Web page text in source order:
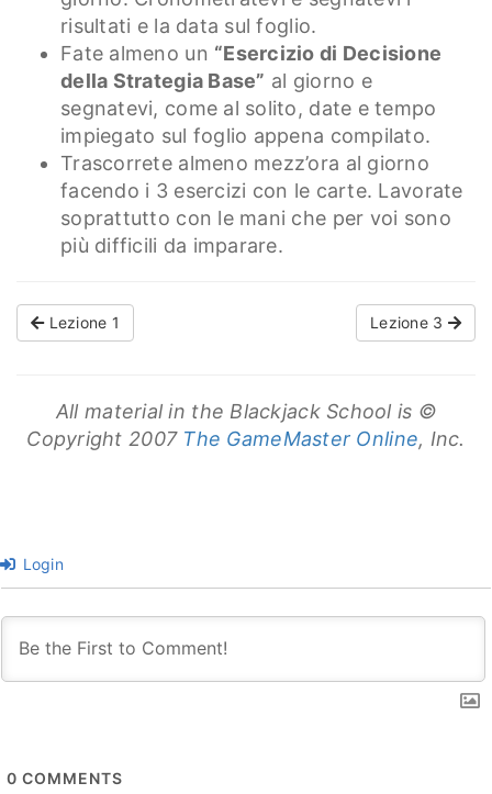
risultati e la data sul foglio.
Fate almeno un “Esercizio di Decisione
della Strategia Base” al giorno e
segnatevi, come al solito, date e tempo
impiegato sul foglio appena compilato.
Trascorrete almeno mezz’ora al giorno
facendo i 3 esercizi con le carte. Lavorate
soprattutto con le mani che per voi sono
più difficili da imparare.
Lezione 1 Lezione 3
All material in the Blackjack School is ©
Copyright 2007 The GameMaster Online, Inc.
Login
0 COMMENTS